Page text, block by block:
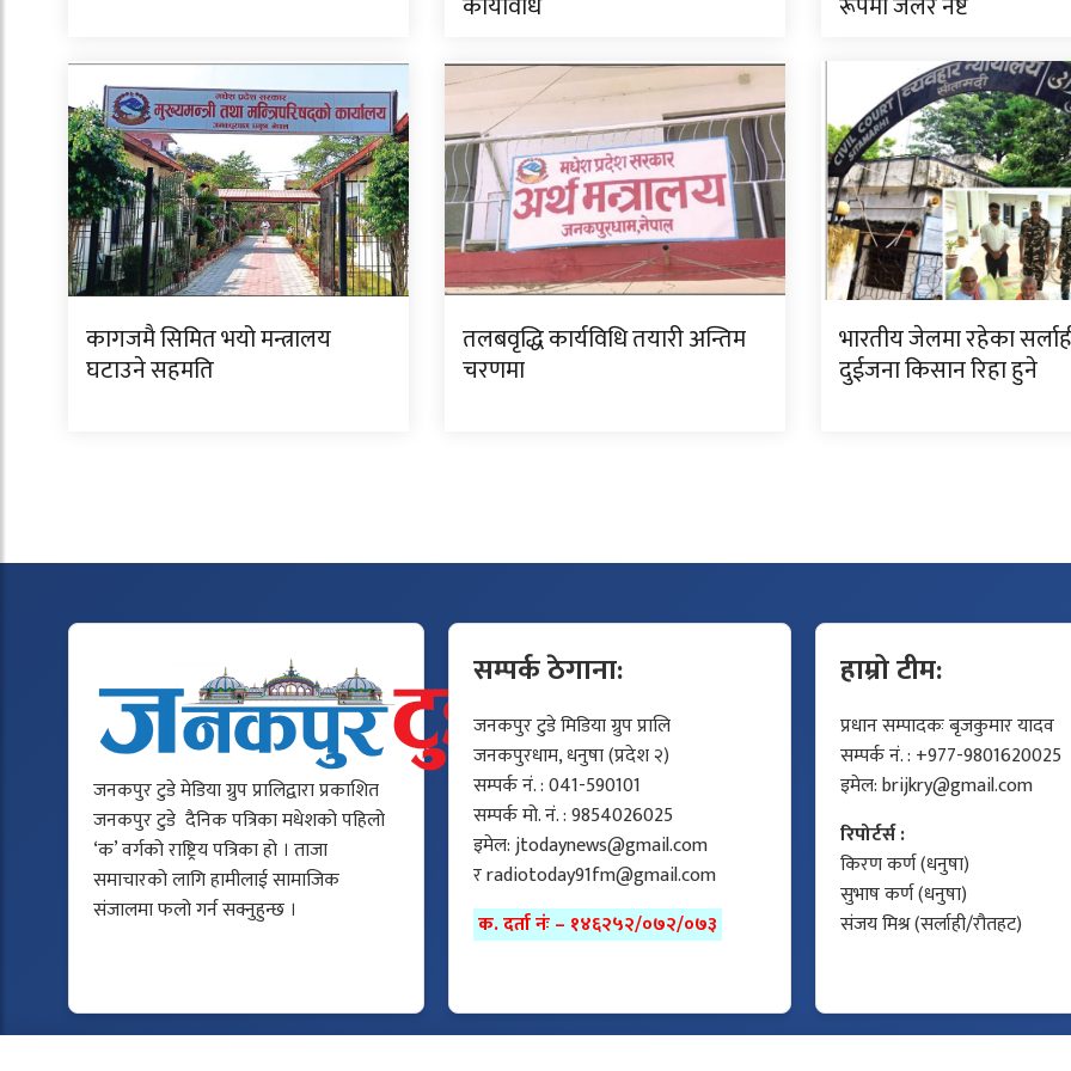
कागजमै सिमित भयो मन्त्रालय
घटाउने सहमति
तलबवृद्धि कार्यविधि तयारी अन्तिम
चरणमा
भारतीय जेलमा रहेका
दुईजना किसान रिहा हुने
जनकपुर टुडे मेडिया ग्रुप प्रालिद्वारा प्रकाशित
जनकपुर टुडे दैनिक पत्रिका मधेशको पहिलो
‘क’ वर्गको राष्ट्रिय पत्रिका हो । ताजा
समाचारको लागि हामीलाई सामाजिक
संजालमा फलो गर्न सक्नुहुन्छ ।
सम्पर्क ठेगाना:
जनकपुर टुडे मिडिया ग्रुप प्रालि
जनकपुरधाम, धनुषा (प्रदेश २)
सम्पर्क नं. : 041-590101
सम्पर्क मो. नं. : 9854026025
इमेल:jtodaynews@gmail.com
रradiotoday91fm@gmail.com
क. दर्ता नंः – १४६२५२/०७२/०७३
हाम्रो टीम:
प्रधान सम्पादकः बृजकुमार यादव
सम्पर्क नं. : +977-9801620025
इमेल:brijkry@gmail.com
रिपोर्टर्स :
किरण कर्ण (धनुषा)
सुभाष कर्ण (धनुषा)
संजय मिश्र (सर्लाही/रौतहट)